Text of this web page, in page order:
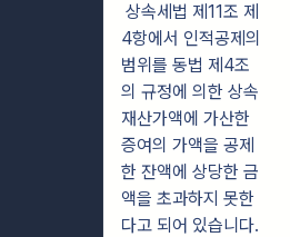
상속세법 제11조 제
4항에서 인적공제의
범위를 동법 제4조
의 규정에 의한 상속
재산가액에 가산한
증여의 가액을 공제
한 잔액에 상당한 금
액을 초과하지 못한
다고 되어 있습니다.